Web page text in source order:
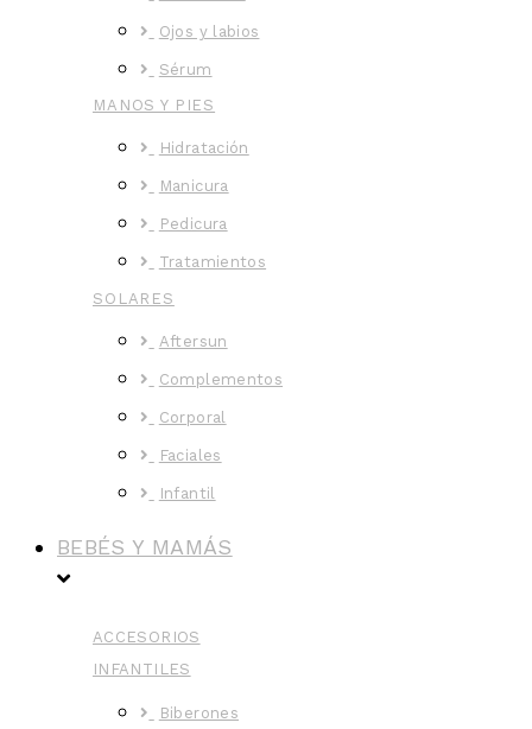
Ojos y labios
Sérum
MANOS Y PIES
Hidratación
Manicura
Pedicura
Tratamientos
SOLARES
Aftersun
Complementos
Corporal
Faciales
Infantil
BEBÉS Y MAMÁS
ACCESORIOS
INFANTILES
Biberones